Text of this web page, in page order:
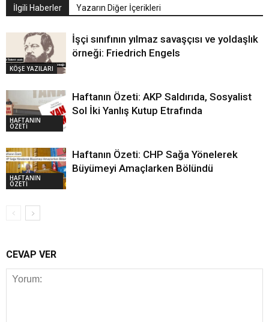
İlgili Haberler Yazarın Diğer İçerikleri
KÖŞE YAZILARI
İşçi sınıfının yılmaz savaşçısı ve yoldaşlık
örneği: Friedrich Engels
HAFTANIN
ÖZETİ
Haftanın Özeti: AKP Saldırıda, Sosyalist
Sol İki Yanlış Kutup Etrafında
HAFTANIN
ÖZETİ
Haftanın Özeti: CHP Sağa Yönelerek
Büyümeyi Amaçlarken Bölündü
CEVAP VER